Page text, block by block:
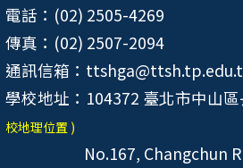
電話：(02) 2505-4269
傳真：(02) 2507-2094
通訊信箱：
學校地址：104372 臺北市中山
校地理位置 )
No.167, Changchun